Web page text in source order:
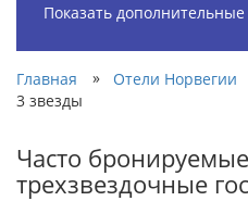
Показать
Главная » Отели Норвегии
3 звезды
Часто бронируемые
трехзвездочные